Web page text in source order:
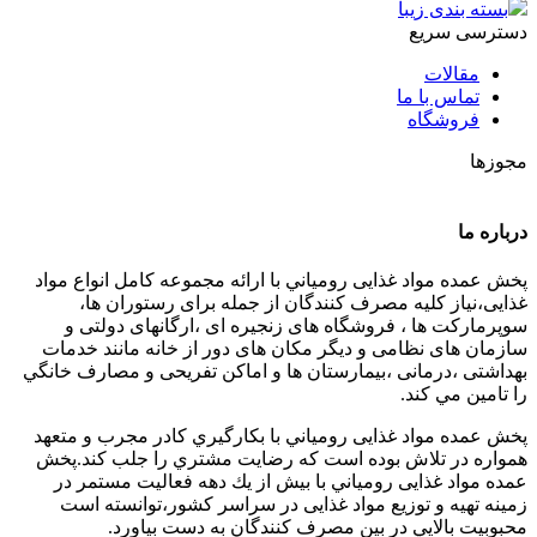
بسته بندی زیبا
دسترسی سریع
مقالات
تماس با ما
فروشگاه
مجوزها
درباره ما
پخش عمده مواد غذایی رومياني با ارائه مجموعه كامل انواع مواد
غذایی،نياز كليه مصرف كنندگان از جمله برای رستوران ها،
سوپرمارکت ها ، فروشگاه های زنجیره ای ،ارگانهای دولتی و
سازمان های نظامی و دیگر مکان های دور از خانه مانند خدمات
بهداشتی ،درمانی ،بیمارستان ها و اماکن تفریحی و مصارف خانگي
را تامین مي كند.
پخش عمده مواد غذایی رومياني با بكارگيري كادر مجرب و متعهد
همواره در تلاش بوده است كه رضايت مشتري را جلب كند.پخش
عمده مواد غذایی رومياني با بيش از يك دهه فعاليت مستمر در
زمينه تهيه و توزيع مواد غذایی در سراسر كشور،توانسته است
محبوبيت بالايي در بين مصرف كنندگان به دست بياورد.